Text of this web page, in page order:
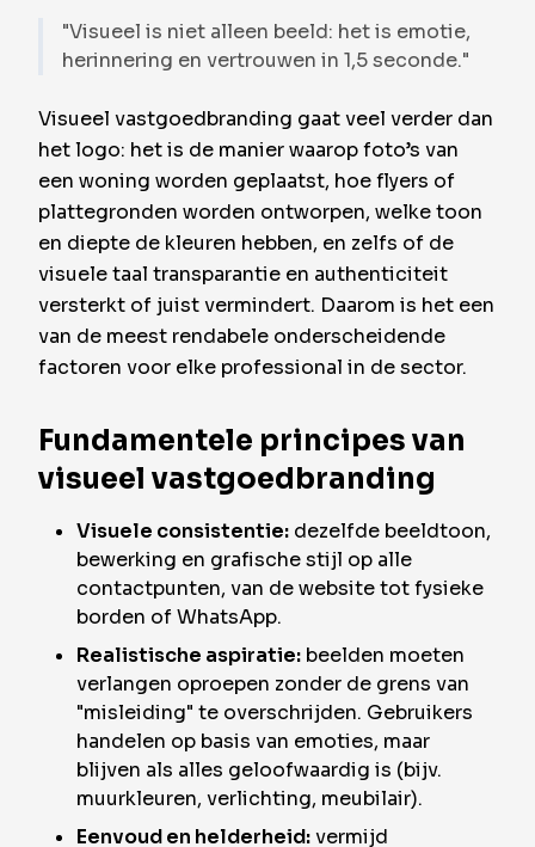
"Visueel is niet alleen beeld: het is emotie,
herinnering en vertrouwen in 1,5 seconde."
Visueel vastgoedbranding gaat veel verder dan
het logo: het is de manier waarop foto’s van
een woning worden geplaatst, hoe flyers of
plattegronden worden ontworpen, welke toon
en diepte de kleuren hebben, en zelfs of de
visuele taal transparantie en authenticiteit
versterkt of juist vermindert. Daarom is het een
van de meest rendabele onderscheidende
factoren voor elke professional in de sector.
Fundamentele principes van
visueel vastgoedbranding
Visuele consistentie: dezelfde beeldtoon,
bewerking en grafische stijl op alle
contactpunten, van de website tot fysieke
borden of WhatsApp.
Realistische aspiratie: beelden moeten
verlangen oproepen zonder de grens van
"misleiding" te overschrijden. Gebruikers
handelen op basis van emoties, maar
blijven als alles geloofwaardig is (bijv.
muurkleuren, verlichting, meubilair).
Eenvoud en helderheid:vermijd